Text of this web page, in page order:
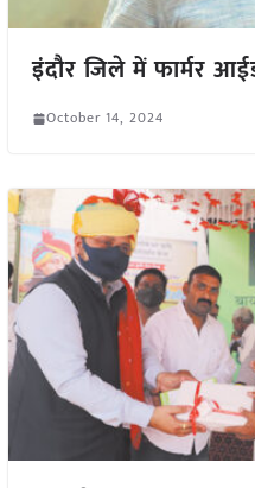
इंदौर जिले में फार्मर
October 14, 2024